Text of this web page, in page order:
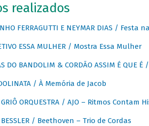
realizados
FERRAGUTTI E NEYMAR DIAS / Festa
ESSA MULHER / Mostra Essa Mulher
DO BANDOLIM & CORDÃO ASSIM É QUE
/ À Memória de Jacob
GRIÔ ORQUESTRA / AJO – Ritmos Contam
BESSLER / Beethoven – Trio de Cordas